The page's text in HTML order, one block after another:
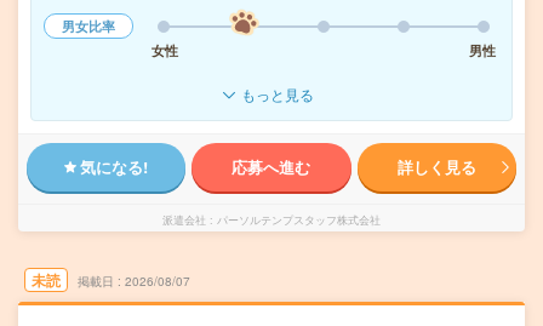
男女比率
女性
男性
もっと見る
気になる! 応募へ進む 詳しく見る
派遣会社 パーソルテンプスタッフ株式会社
未読 掲載日 2026/08/07